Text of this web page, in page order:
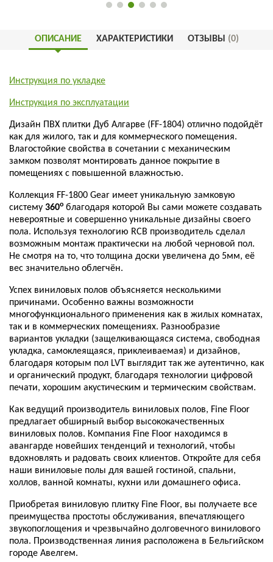
ОПИСАНИЕ ХАРАКТЕРИСТИКИ ОТЗЫВЫ (0)
Инструкция по укладке
Инструкция по эксплуатации
Дизайн ПВХ плитки Дуб Алгарве (FF-1804) отлично подойдёт
как для жилого, так и для коммерческого помещения.
Влагостойкие свойства в сочетании с механическим
замком позволят монтировать данное покрытие в
помещениях с повышенной влажностью.
Коллекция FF-1800 Gear имеет уникальную замковую
систему 360о благодаря которой Вы сами можете создавать
невероятные и совершенно уникальные дизайны своего
пола. Используя технологию RCB производитель сделал
возможным монтаж практически на любой черновой пол.
Не смотря на то, что толщина доски увеличена до 5мм, её
вес значительно облегчён.
Успех виниловых полов объясняется несколькими
причинами. Особенно важны возможности
многофункционального применения как в жилых комнатах,
так и в коммерческих помещениях. Разнообразие
вариантов укладки (защелкивающаяся система, свободная
укладка, самоклеящаяся, приклеиваемая) и дизайнов,
благодаря которым пол LVT выглядит так же аутентично, как
и органический продукт, благодаря технологии цифровой
печати, хорошим акустическим и термическим свойствам.
Как ведущий производитель виниловых полов, Fine Floor
предлагает обширный выбор высококачественных
виниловых полов. Компания Fine Floor находимся в
авангарде новейших тенденций и технологий, чтобы
вдохновлять и радовать своих клиентов. Откройте для себя
наши виниловые полы для вашей гостиной, спальни,
холлов, ванной комнаты, кухни или домашнего офиса.
Приобретая виниловую плитку Fine Floor, вы получаете все
преимущества простоты обслуживания, впечатляющего
звукопоглощения и чрезвычайно долговечного винилового
пола. Производственная линия расположена в Бельгийском
городе Авелгем.